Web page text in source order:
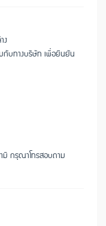
ง
กับทางบริษัท เพื่อยืนยัน
มี กรุณาโทรสอบถาม